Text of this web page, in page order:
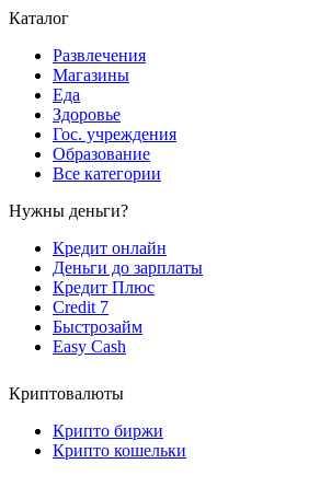
Каталог
Развлечения
Магазины
Еда
Здоровье
Гос. учреждения
Образование
Все категории
Нужны деньги?
Кредит онлайн
Деньги до зарплаты
Кредит Плюс
Credit 7
Быстрозайм
Easy Cash
Криптовалюты
Крипто биржи
Крипто кошельки